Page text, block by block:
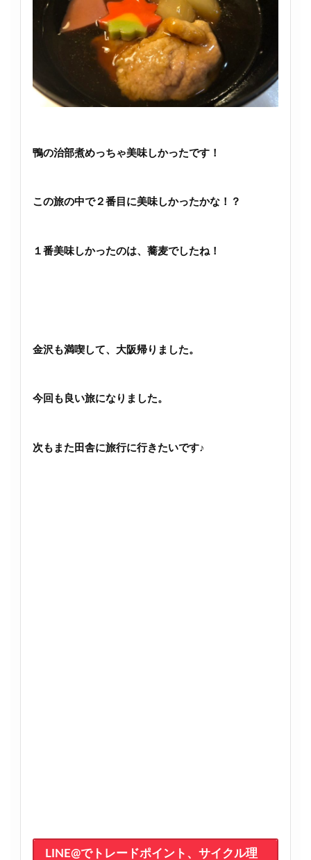
鴨の治部煮めっちゃ美味しかったです！
この旅の中で２番目に美味しかったかな！？
１番美味しかったのは、蕎麦でしたね！
金沢も満喫して、大阪帰りました。
今回も良い旅になりました。
次もまた田舎に旅行に行きたいです♪
LINE@でトレードポイント、サイクル理